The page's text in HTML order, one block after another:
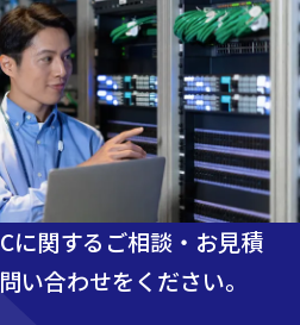
に関するご相談・お見積
い合わせをください。